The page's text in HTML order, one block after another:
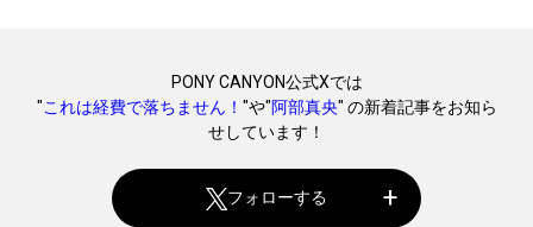
PONY CANYON公式Xでは
"これは経費で落ちません！ "や"阿部真央" の新着記事をお知ら
せしています！
フォローする